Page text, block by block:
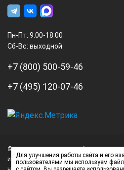
Пн-Пт: 9:00-18:00
Сб-Вс: выходной
+7 (800) 500-59-46
+7 (495) 120-07-46
Нагорный
проезд
© 2026 А3 Инжиниринг Обращаем
интернет-сайт носит исключительно
Для улучшения работы сайта и его
пользователями мы используем